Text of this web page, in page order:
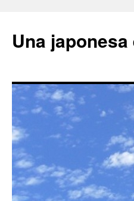
Una